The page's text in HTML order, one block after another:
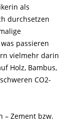
als
durchsetzen
passieren
vielmehr darin
Holz, Bambus,
CO2-
– Zement bzw.